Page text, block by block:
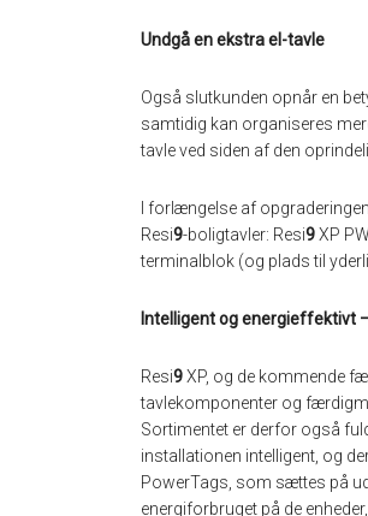
Undgå en ekstra el-tavle
Også slutkunden opnår en
samtidig kan organiseres
tavle ved siden af den
I forlængelse af
Resi9-boligtavler: Resi9XP
terminalblok (og plads til
Intelligent og energieffektivt
Resi9XP, og de kommende
tavlekomponenter og
Sortimentet er derfor også
installationen intelligent, og
PowerTags, som sættes på
energiforbruget på de